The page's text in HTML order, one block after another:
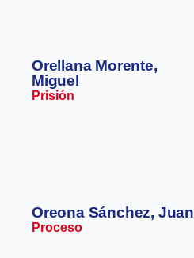
Orellana Morente,
Miguel
Prisión
Oreona Sánchez, Juan
Proceso